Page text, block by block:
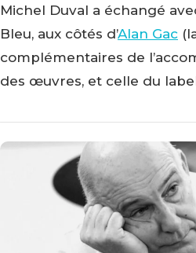
Michel Duval a échangé
Bleu, aux côtés d’Alan Gac
complémentaires de
des œuvres, et celle du